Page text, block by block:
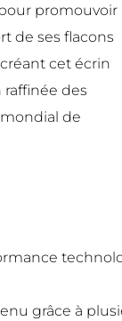
promouvoir
de ses flacons
cet écrin
des
de
grâce à